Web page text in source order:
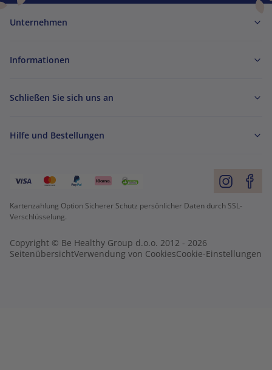
Unternehmen
Informationen
Schließen Sie sich uns an
Hilfe und Bestellungen
Kartenzahlung Option Sicherer Schutz persönlicher Daten durch SSL-
Verschlüsselung.
Copyright © Be Healthy Group d.o.o. 2012 - 2026
SeitenübersichtVerwendung von CookiesCookie-Einstellungen